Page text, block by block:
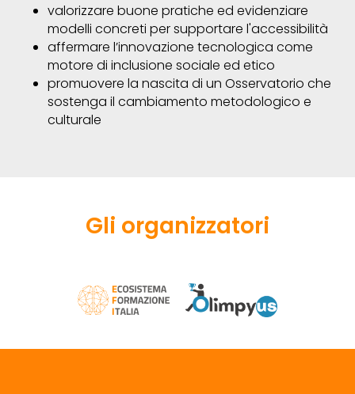
valorizzare buone pratiche ed evidenziare
modelli concreti per supportare l'accessibilità
affermare l’innovazione tecnologica come
motore di inclusione sociale ed etico
promuovere la nascita di un Osservatorio che
sostenga il cambiamento metodologico e
culturale
Gli organizzatori